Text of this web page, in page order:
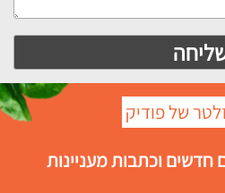
של פודיק
חדשים וכתבות מעניינות